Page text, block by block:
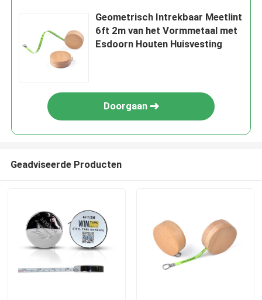
Geometrisch Intrekbaar Meetlint
6ft 2m van het Vormmetaal met
Esdoorn Houten Huisvesting
Doorgaan
Geadviseerde Producten